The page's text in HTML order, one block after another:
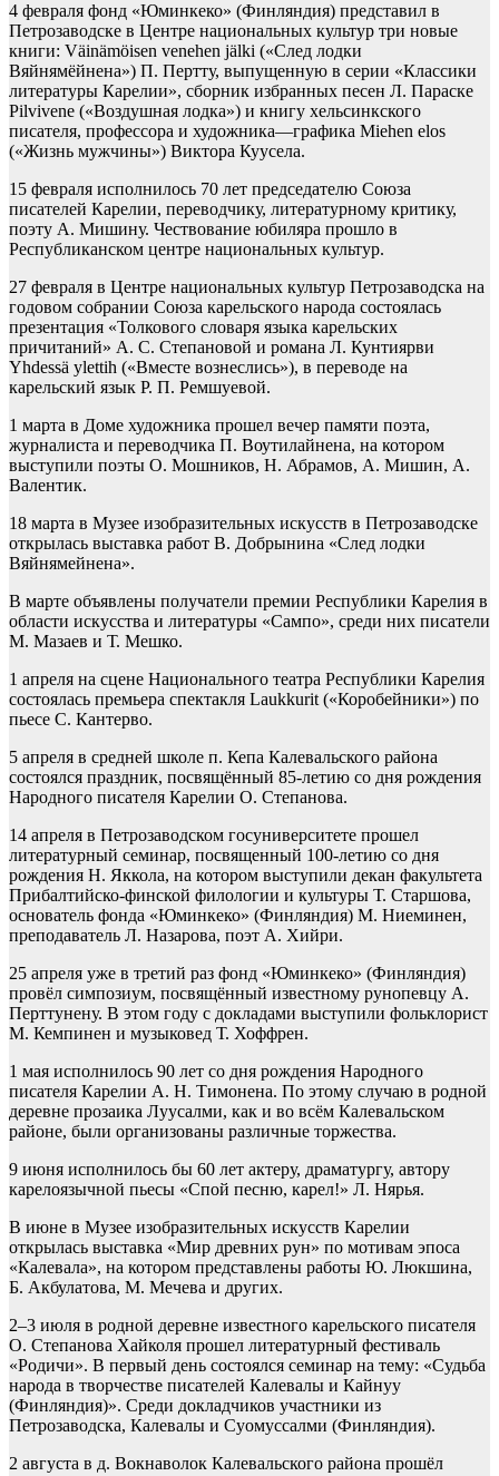
4 февраля фонд «Юминкеко» (Финляндия) представил в
Петрозаводске в Центре национальных культур три новые
книги: Väinämöisen venehen jälki («След лодки
Вяйнямёйнена») П. Пертту, выпущенную в серии «Классики
литературы Карелии», сборник избранных песен Л. Параске
Pilvivene («Воздушная лодка») и книгу хельсинкского
писателя, профессора и художника—графика Miehen elos
(«Жизнь мужчины») Виктора Куусела.
15 февраля исполнилось 70 лет председателю Союза
писателей Карелии, переводчику, литературному критику,
поэту А. Мишину. Чествование юбиляра прошло в
Республиканском центре национальных культур.
27 февраля в Центре национальных культур Петрозаводска на
годовом собрании Союза карельского народа состоялась
презентация «Толкового словаря языка карельских
причитаний» А. С. Степановой и романа Л. Кунтиярви
Yhdessä ylettih («Вместе вознеслись»), в переводе на
карельский язык Р. П. Ремшуевой.
1 марта в Доме художника прошел вечер памяти поэта,
журналиста и переводчика П. Воутилайнена, на котором
выступили поэты О. Мошников, Н. Абрамов, А. Мишин, А.
Валентик.
18 марта в Музее изобразительных искусств в Петрозаводске
открылась выставка работ В. Добрынина «След лодки
Вяйнямейнена».
В марте объявлены получатели премии Республики Карелия в
области искусства и литературы «Сампо», среди них писатели
М. Мазаев и Т. Мешко.
1 апреля на сцене Национального театра Республики Карелия
состоялась премьера спектакля Laukkurit («Коробейники») по
пьесе С. Кантерво.
5 апреля в средней школе п. Кепа Калевальского района
состоялся праздник, посвящённый 85-летию со дня рождения
Народного писателя Карелии О. Степанова.
14 апреля в Петрозаводском госуниверситете прошел
литературный семинар, посвященный 100-летию со дня
рождения Н. Яккола, на котором выступили декан факультета
Прибалтийско-финской филологии и культуры Т. Старшова,
основатель фонда «Юминкеко» (Финляндия) М. Ниеминен,
преподаватель Л. Назарова, поэт А. Хийри.
25 апреля уже в третий раз фонд «Юминкеко» (Финляндия)
провёл симпозиум, посвящённый известному рунопевцу А.
Перттунену. В этом году с докладами выступили фольклорист
М. Кемпинен и музыковед Т. Хоффрен.
1 мая исполнилось 90 лет со дня рождения Народного
писателя Карелии А. Н. Тимонена. По этому случаю в родной
деревне прозаика Луусалми, как и во всём Калевальском
районе, были организованы различные торжества.
9 июня исполнилось бы 60 лет актеру, драматургу, автору
карелоязычной пьесы «Cпой песню, карел!» Л. Нярья.
В июне в Музее изобразительных искусств Карелии
открылась выставка «Мир древних рун» по мотивам эпоса
«Калевала», на котором представлены работы Ю. Люкшина,
Б. Акбулатова, М. Мечева и других.
2–3 июля в родной деревне известного карельского писателя
О. Степанова Хайколя прошел литературный фестиваль
«Родичи». В первый день состоялся семинар на тему: «Судьба
народа в творчестве писателей Калевалы и Кайнуу
(Финляндия)». Среди докладчиков участники из
Петрозаводска, Калевалы и Суомуссалми (Финляндия).
2 августа в д. Вокнаволок Калевальского района прошёл